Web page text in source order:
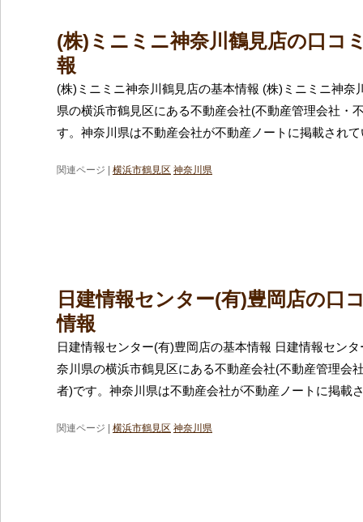
(株)ミニミニ神奈川鶴見店の口コ
報
(株)ミニミニ神奈川鶴見店の基本情報 (株)ミニミニ神奈
県の横浜市鶴見区にある不動産会社(不動産管理会社・
す。神奈川県は不動産会社が不動産ノートに掲載され
関連ページ | 横浜市鶴見区 神奈川県
日建情報センター(有)豊岡店の口
情報
日建情報センター(有)豊岡店の基本情報 日建情報セン
奈川県の横浜市鶴見区にある不動産会社(不動産管理会
者)です。神奈川県は不動産会社が不動産ノートに掲載
関連ページ | 横浜市鶴見区 神奈川県